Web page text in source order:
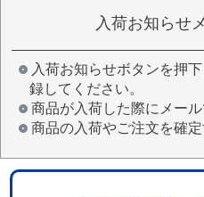
入荷お知らせ
入荷お知らせボタンを押
録してください。
商品が入荷した際にメー
商品の入荷やご注文を確